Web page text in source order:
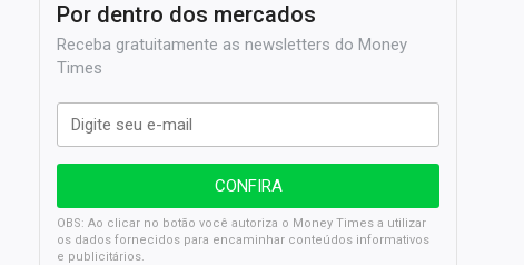
Por dentro dos mercados
Receba gratuitamente as newsletters do Money
Times
OBS: Ao clicar no botão você autoriza o Money Times a utilizar
os dados fornecidos para encaminhar conteúdos informativos
e publicitários.